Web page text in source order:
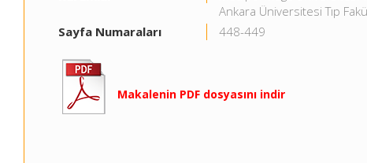
Ankara Üniversitesi Tıp
Sayfa Numaraları
448-449
Makalenin PDF dosyasını indir